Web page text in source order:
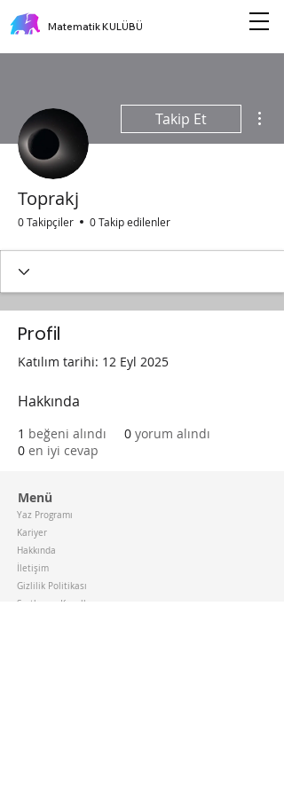
Matematik KULÜBÜ
Takip Et
Toprakj
0 Takipçiler 0 Takip edilenler
Profil
Katılım tarihi: 12 Eyl 2025
Hakkında
1 beğeni alındı 0 yorum alındı
0 en iyi cevap
Menü
Yaz Programı
Kariyer
Hakkında
İletişim
Gizlilik Politikası
Şartlar ve Koşullar